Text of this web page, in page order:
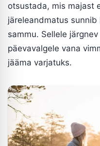
otsustada, mis majast
järeleandmatus
sammu. Sellele
päevavalgele vana
jääma varjatuks.